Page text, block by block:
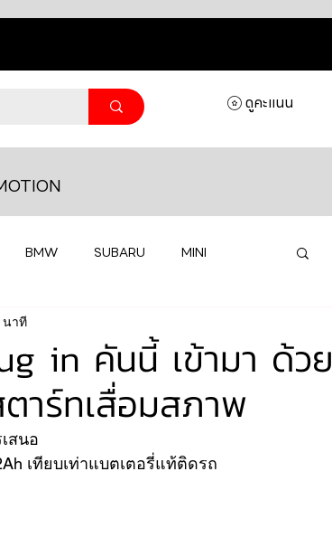
ดูคะแนน
BMW SUBARU MINI
MASERATI
HONDA VOLKSWAGEN JEEP
FERRARI VOLVO
in คันนี้ เข้ามา ด้วย
าร์ทเสื่อมสภาพ
นาที
สนอ
เทียบเท่าแบตเตอรี่แท้ติดรถ